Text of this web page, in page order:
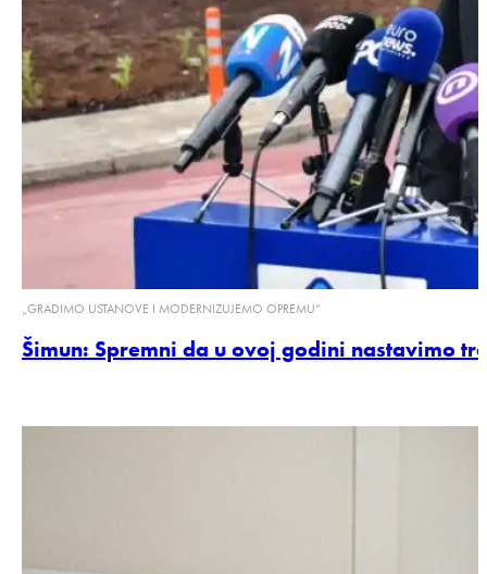
„GRADIMO USTANOVE I MODERNIZUJEMO OPREMU”
Šimun: Spremni da u ovoj godini nastavimo